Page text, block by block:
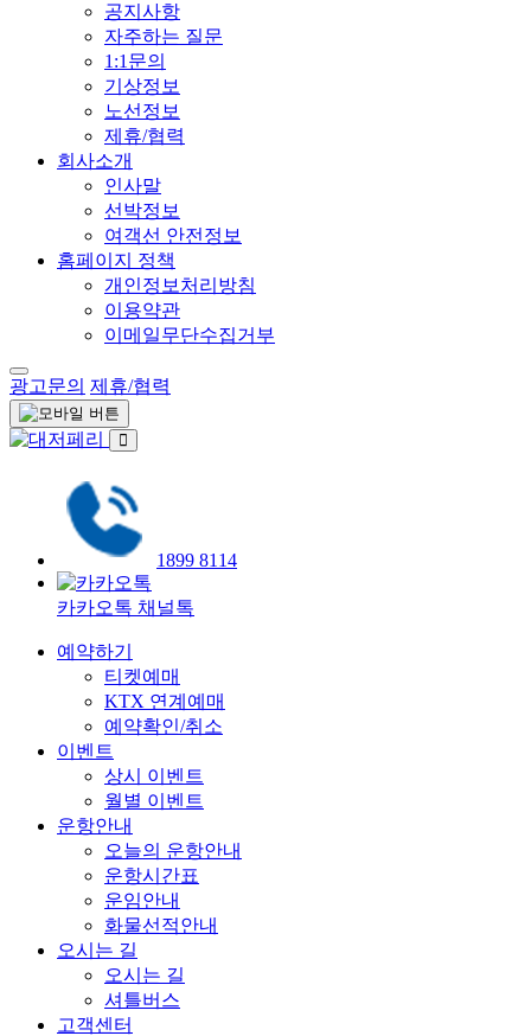
공지사항
자주하는 질문
1:1문의
기상정보
노선정보
제휴/협력
회사소개
인사말
선박정보
여객선 안전정보
홈페이지 정책
개인정보처리방침
이용약관
이메일무단수집거부
광고문의 제휴/협력
1899 8114
카카오톡 채널톡
예약하기
티켓예매
KTX 연계예매
예약확인/취소
이벤트
상시 이벤트
월별 이벤트
운항안내
오늘의 운항안내
운항시간표
운임안내
화물선적안내
오시는 길
오시는 길
셔틀버스
고객센터